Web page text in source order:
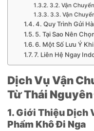
3.2. Vận
3.3. Vận
4. Quy Trình Gửi
5. Tại Sao Nên
6. Một Số Lưu Ý
7. Liên Hệ Ngay
Dịch Vụ Vận
Từ Thái
1. Giới Thiệu Dịch
Phẩm Khô Đi Nga